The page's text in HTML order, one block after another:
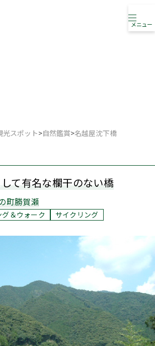
メニュー
光スポット>自然鑑賞>名越屋沈下橋
て有名な欄干のない橋
町勝賀瀬
＆ウォーク サイクリング